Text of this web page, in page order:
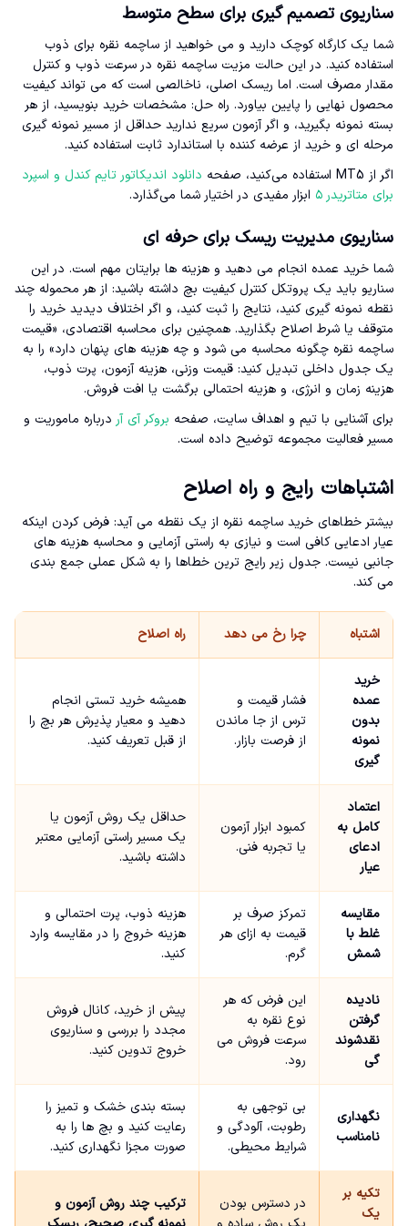
سناریوی تصمیم گیری برای سطح متوسط
شما یک کارگاه کوچک دارید و می خواهید از ساچمه نقره برای ذوب
استفاده کنید. در این حالت مزیت ساچمه نقره در سرعت ذوب و کنترل
مقدار مصرف است. اما ریسک اصلی، ناخالصی است که می تواند کیفیت
محصول نهایی را پایین بیاورد. راه حل: مشخصات خرید بنویسید، از هر
بسته نمونه بگیرید، و اگر آزمون سریع ندارید حداقل از مسیر نمونه گیری
مرحله ای و خرید از عرضه کننده با استاندارد ثابت استفاده کنید.
اگر از MT5 استفاده می‌کنید، صفحه
دانلود اندیکاتور تایم کندل و اسپرد
برای متاتریدر ۵
ابزار مفیدی در اختیار شما می‌گذارد.
سناریوی مدیریت ریسک برای حرفه ای
شما خرید عمده انجام می دهید و هزینه ها برایتان مهم است. در این
سناریو باید یک پروتکل کنترل کیفیت بچ داشته باشید: از هر محموله چند
نقطه نمونه گیری کنید، نتایج را ثبت کنید، و اگر اختلاف دیدید خرید را
متوقف یا شرط اصلاح بگذارید. همچنین برای محاسبه اقتصادی، «قیمت
ساچمه نقره چگونه محاسبه می شود و چه هزینه های پنهان دارد» را به
یک جدول داخلی تبدیل کنید: قیمت وزنی، هزینه آزمون، پرت ذوب،
هزینه زمان و انرژی، و هزینه احتمالی برگشت یا افت فروش.
برای آشنایی با تیم و اهداف سایت، صفحه بروکر آی آر درباره ماموریت و
مسیر فعالیت مجموعه توضیح داده است.
اشتباهات رایج و راه اصلاح
بیشتر خطاهای خرید ساچمه نقره از یک نقطه می آید: فرض کردن اینکه
عیار ادعایی کافی است و نیازی به راستی آزمایی و محاسبه هزینه های
جانبی نیست. جدول زیر رایج ترین خطاها را به شکل عملی جمع بندی
می کند.
اشتباه چرا رخ می دهد راه اصلاح
خرید
عمده
بدون
نمونه
گیری
فشار قیمت و
ترس از جا ماندن
از فرصت بازار.
همیشه خرید تستی انجام
دهید و معیار پذیرش هر بچ را
از قبل تعریف کنید.
اعتماد
کامل به
ادعای
عیار
کمبود ابزار آزمون
یا تجربه فنی.
حداقل یک روش آزمون یا
یک مسیر راستی آزمایی معتبر
داشته باشید.
مقایسه
غلط با
شمش
تمرکز صرف بر
قیمت به ازای هر
گرم.
هزینه ذوب، پرت احتمالی و
هزینه خروج را در مقایسه وارد
کنید.
نادیده
گرفتن
نقدشوند
گی
این فرض که هر
نوع نقره به
سرعت فروش می
رود.
پیش از خرید، کانال فروش
مجدد را بررسی و سناریوی
خروج تدوین کنید.
نگهداری
نامناسب
بی توجهی به
رطوبت، آلودگی و
شرایط محیطی.
بسته بندی خشک و تمیز را
رعایت کنید و بچ ها را به
صورت مجزا نگهداری کنید.
تکیه بر
یک
در دسترس بودن
ترکیب چند روش آزمون و